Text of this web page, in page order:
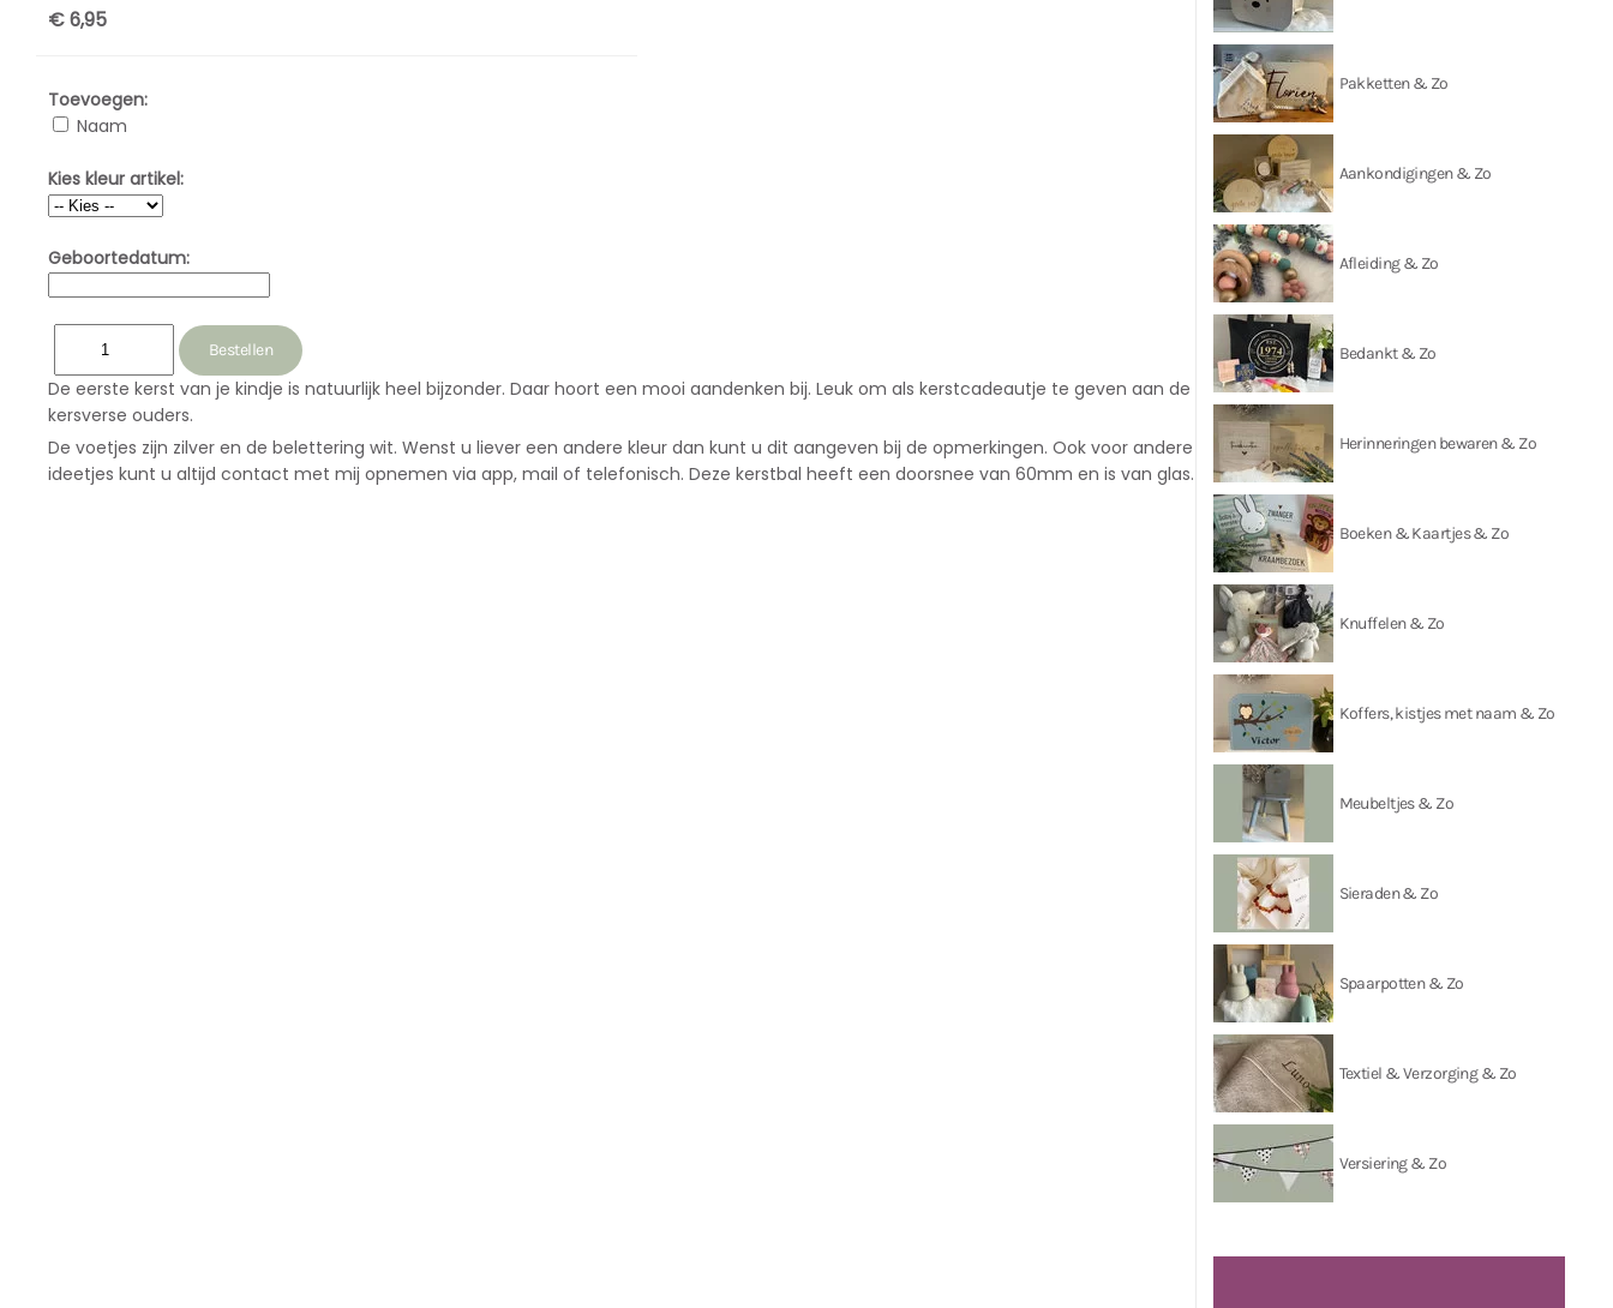
€ 6,95
Toevoegen:
Naam
Kies kleur artikel:
Geboortedatum:
De eerste kerst van je kindje is natuurlijk heel bijzonder. Daar hoort een mooi aandenken bij. Leuk om als kerstcadeautje te geven aan de
kersverse ouders.
De voetjes zijn zilver en de belettering wit. Wenst u liever een andere kleur dan kunt u dit aangeven bij de opmerkingen. Ook voor andere
ideetjes kunt u altijd contact met mij opnemen via app, mail of telefonisch. Deze kerstbal heeft een doorsnee van 60mm en is van glas.
Pakketten & Zo
Aankondigingen & Zo
Afleiding & Zo
Bedankt & Zo
Herinneringen bewaren & Zo
Boeken & Kaartjes & Zo
Knuffelen & Zo
Koffers, kistjes met naam & Zo
Meubeltjes & Zo
Sieraden & Zo
Spaarpotten & Zo
Textiel & Verzorging & Zo
Versiering & Zo